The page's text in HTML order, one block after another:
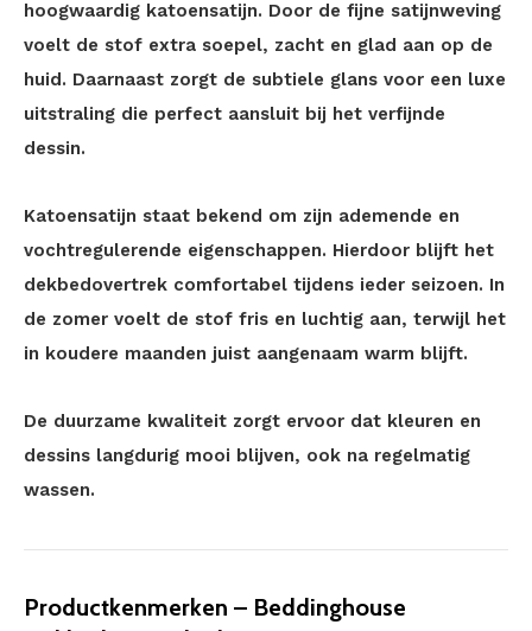
hoogwaardig katoensatijn. Door de fijne satijnweving
voelt de stof extra soepel, zacht en glad aan op de
huid. Daarnaast zorgt de subtiele glans voor een luxe
uitstraling die perfect aansluit bij het verfijnde
dessin.
Katoensatijn staat bekend om zijn ademende en
vochtregulerende eigenschappen. Hierdoor blijft het
dekbedovertrek comfortabel tijdens ieder seizoen. In
de zomer voelt de stof fris en luchtig aan, terwijl het
in koudere maanden juist aangenaam warm blijft.
De duurzame kwaliteit zorgt ervoor dat kleuren en
dessins langdurig mooi blijven, ook na regelmatig
wassen.
Productkenmerken – Beddinghouse